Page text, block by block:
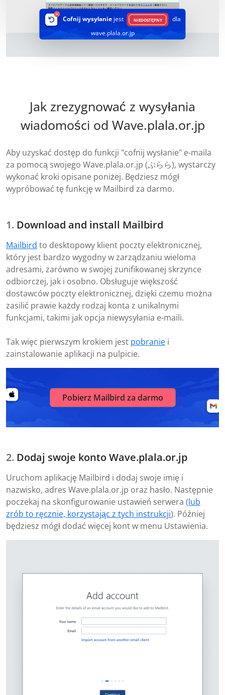
Cofnij wysyłaniejest NIEDOSTĘPNY
dla
wave.plala.or.jp
Jak zrezygnować z wysyłania
wiadomości od Wave.plala.or.jp
Aby uzyskać dostęp do funkcji "cofnij wysłanie" e-maila
za pomocą swojego Wave.plala.or.jp (ぷらら), wystarczy
wykonać kroki opisane poniżej. Będziesz mógł
wypróbować tę funkcję w Mailbird za darmo.
Download and install Mailbird
Mailbird to desktopowy klient poczty elektronicznej,
który jest bardzo wygodny w zarządzaniu wieloma
adresami, zarówno w swojej zunifikowanej skrzynce
odbiorczej, jak i osobno. Obsługuje większość
dostawców poczty elektronicznej, dzięki czemu można
zasilić prawie każdy rodzaj konta z unikalnymi
funkcjami, takimi jak opcja niewysyłania e-maili.
Tak więc pierwszym krokiem jest pobranie i
zainstalowanie aplikacji na pulpicie.
Pobierz Mailbird za darmo
Dodaj swoje konto Wave.plala.or.jp
Uruchom aplikację Mailbird i dodaj swoje imię i
nazwisko, adres Wave.plala.or.jp oraz hasło. Następnie
poczekaj na skonfigurowanie ustawień serwera (lub
zrób to ręcznie, korzystając z tych instrukcji). Później
będziesz mógł dodać więcej kont w menu Ustawienia.